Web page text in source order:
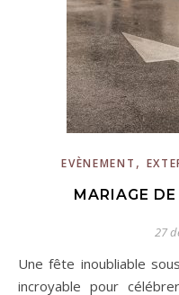
EVÈNEMENT ,
MARIAGE
27
Une fête inoubliable sous la pluie 💍🌧️🎉 Quelle journée
incroyable pour